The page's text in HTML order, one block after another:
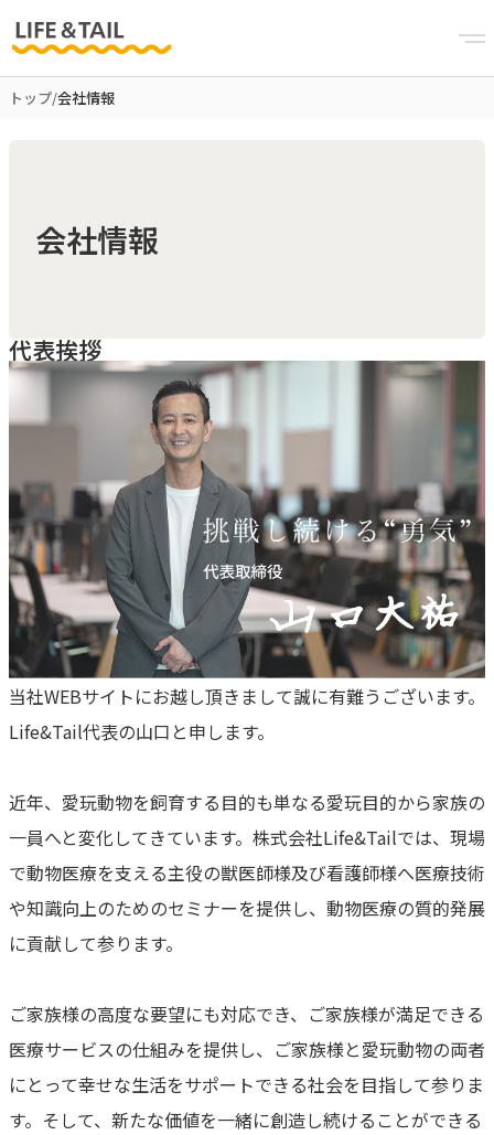
トップ/会社情報
会社情報
代表挨拶
当社WEBサイトにお越し頂きまして誠に有難うございます。
Life&Tail代表の山口と申します。
近年、愛玩動物を飼育する目的も単なる愛玩目的から家族の
一員へと変化してきています。株式会社Life&Tailでは、現場
で動物医療を支える主役の獣医師様及び看護師様へ医療技術
や知識向上のためのセミナーを提供し、動物医療の質的発展
に貢献して参ります。
ご家族様の高度な要望にも対応でき、ご家族様が満足できる
医療サービスの仕組みを提供し、ご家族様と愛玩動物の両者
にとって幸せな生活をサポートできる社会を目指して参りま
す。そして、新たな価値を一緒に創造し続けることができる